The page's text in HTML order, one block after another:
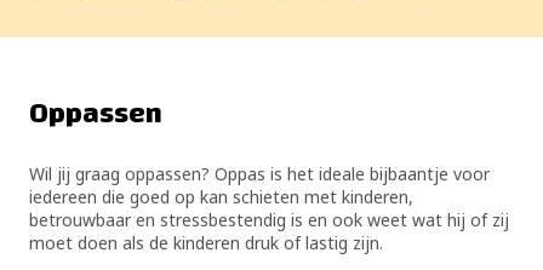
Oppassen
Wil jij graag oppassen? Oppas is het ideale bijbaantje voor
iedereen die goed op kan schieten met kinderen,
betrouwbaar en stressbestendig is en ook weet wat hij of zij
moet doen als de kinderen druk of lastig zijn.